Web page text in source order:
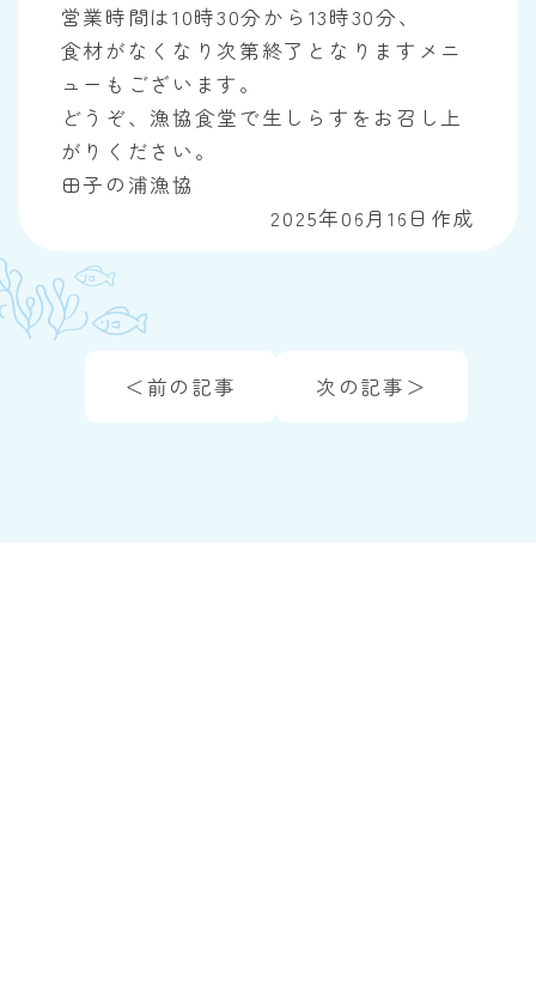
営業時間は10時30分から13時30分、
食材がなくなり次第終了となりますメニ
ューもございます。
どうぞ、漁協食堂で生しらすをお召し上
がりください。
田子の浦漁協
2025年06月16日作成
＜前の記事 次の記事＞